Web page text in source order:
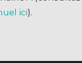
ici).